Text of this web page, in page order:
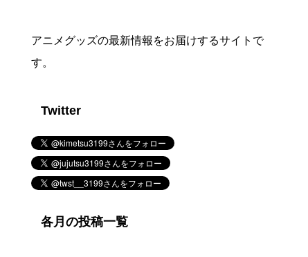
アニメグッズの最新情報をお届けするサイトで
す。
Twitter
各月の投稿一覧